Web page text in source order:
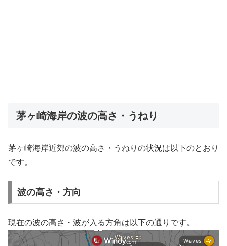
茅ヶ崎海岸の波の高さ・うねり
茅ヶ崎海岸近郊の波の高さ・うねりの状況は以下のとおり
です。
波の高さ・方向
現在の波の高さ・波が入る方角は以下の通りです。